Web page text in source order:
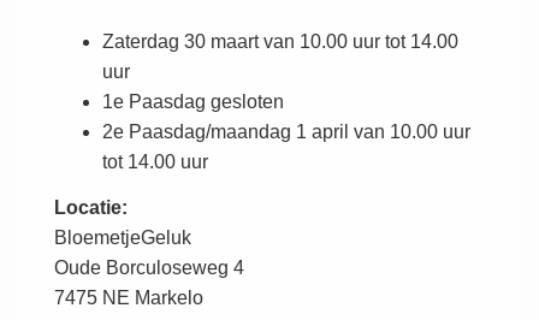
Zaterdag 30 maart van 10.00 uur tot 14.00
uur
1e Paasdag gesloten
2e Paasdag/maandag 1 april van 10.00 uur
tot 14.00 uur
Locatie:
BloemetjeGeluk
Oude Borculoseweg 4
7475 NE Markelo